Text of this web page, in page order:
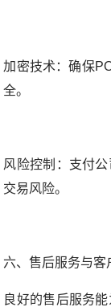
加密技术：确保
全。
风险控制：支付
交易风险。
六、售后服务与客
良好的售后服务